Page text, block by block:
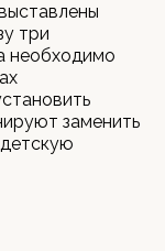
три
необходимо
заменить